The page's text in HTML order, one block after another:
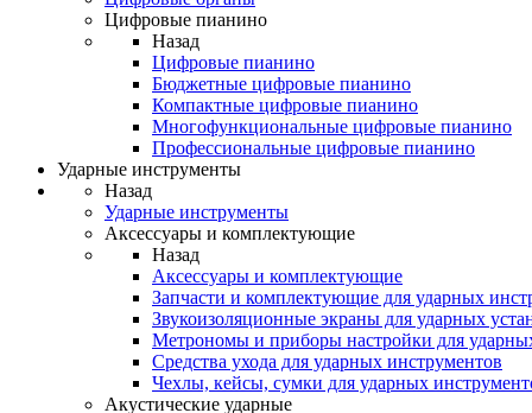
Цифровые пианино
Назад
Цифровые пианино
Бюджетные цифровые пианино
Компактные цифровые пианино
Многофункциональные цифровые пианино
Профессиональные цифровые пианино
Ударные инструменты
Назад
Ударные инструменты
Аксессуары и комплектующие
Назад
Аксессуары и комплектующие
Запчасти и комплектующие для ударных
Звукоизоляционные экраны для ударных
Метрономы и приборы настройки для
Средства ухода для ударных инструментов
Чехлы, кейсы, сумки для ударных
Акустические ударные